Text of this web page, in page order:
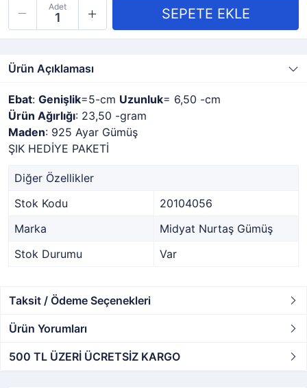
Adet
Ürün Açıklaması
Ebat: Genişlik=5-cm Uzunluk= 6,50 -cm
Ürün Ağırlığı: 23,50 -gram
Maden: 925 Ayar Gümüş
ŞIK HEDİYE PAKETİ
Diğer Özellikler
Stok Kodu
20104056
Marka
Midyat Nurtaş Gümüş
Stok Durumu
Var
Taksit / Ödeme Seçenekleri
Ürün Yorumları
500 TL ÜZERİ ÜCRETSİZ KARGO